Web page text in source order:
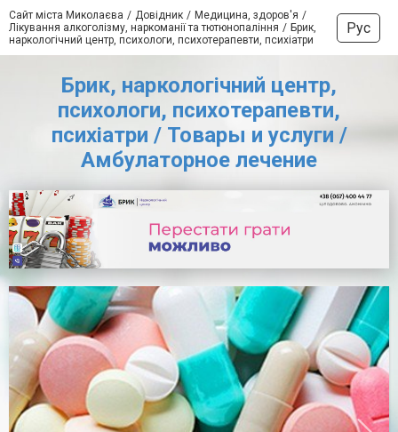
Сайт міста Миколаєва Довідник
Медицина, здоров'я
Лікування алкоголізму, наркоманії та тютюнопаління
Брик,
наркологічний центр, психологи, психотерапевти, психіатри
Рус
Брик, наркологічний центр,
психологи, психотерапевти,
психіатри / Товары и услуги /
Амбулаторное лечение